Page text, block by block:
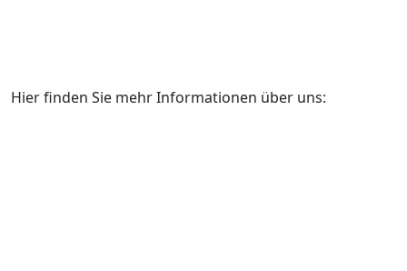
Hier finden Sie mehr Informationen über uns: